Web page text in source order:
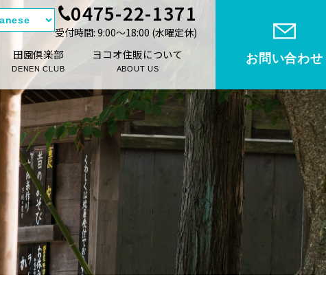
0475-22-1371
受付時間: 9:00〜18:00 (⽔曜定休)
田園倶楽部
DENEN CLUB
ヨコオ住販について
ABOUT US
お問い合わせ